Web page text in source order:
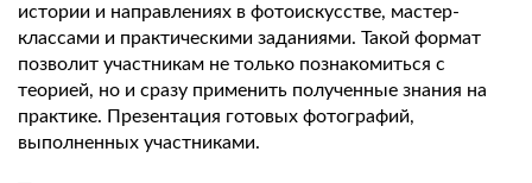
истории и направлениях в фотоискусстве, мастер-
классами и практическими заданиями. Такой формат
позволит участникам не только познакомиться с
теорией, но и сразу применить полученные знания на
практике. Презентация готовых фотографий,
выполненных участниками.